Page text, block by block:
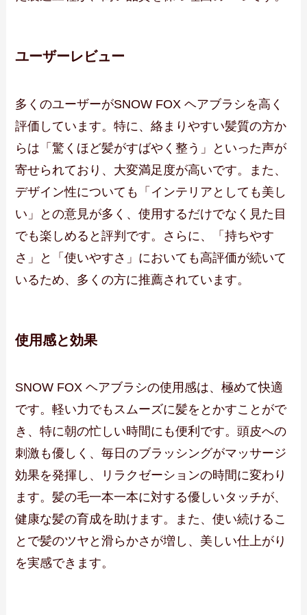
ユーザーレビュー
多くのユーザーがSNOW FOX ヘアブラシを高く
評価しています。特に、絡まりやすい髪質の方か
らは「驚くほど髪がすばやく整う」といった声が
寄せられており、大変満足度が高いです。また、
デザイン性についても「インテリアとしても美し
い」との意見が多く、使用するだけでなく見た目
でも楽しめると評判です。さらに、「持ちやす
さ」と「使いやすさ」においても高評価が続いて
いるため、多くの方に推薦されています。
使用感と効果
SNOW FOX ヘアブラシの使用感は、極めて快適
です。軽い力でもスムーズに髪をとかすことがで
き、特に朝の忙しい時間にも便利です。頭皮への
刺激も優しく、毎日のブラッシングがマッサージ
効果を発揮し、リラクゼーションの時間に変わり
ます。髪の毛一本一本に対する優しいタッチが、
健康な髪の育成を助けます。また、使い続けるこ
とで髪のツヤと滑らかさが増し、美しい仕上がり
を実感できます。